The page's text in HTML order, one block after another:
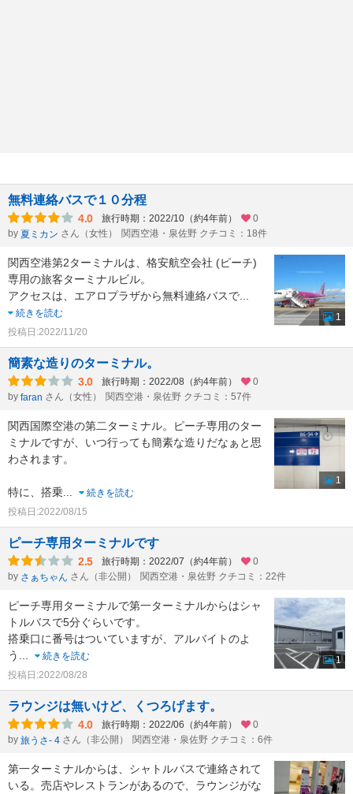
無料連絡バスで１０分程
4.0 旅行時期：2022/10（約4年前）
0
by 夏ミカン さん（女性） 関西空港・泉佐野 クチコミ：18件
関西空港第2ターミナルは、格安航空会社 (ピーチ)
専用の旅客ターミナルビル。
アクセスは、エアロプラザから無料連絡バスで
続きを読む
投稿日:2022/11/20
1
簡素な造りのターミナル。
3.0 旅行時期：2022/08（約4年前）
0
by faran さん（女性） 関西空港・泉佐野 クチコミ：57件
関西国際空港の第二ターミナル。ピーチ専用のター
ミナルですが、いつ行っても簡素な造りだなぁと思
わされます。
特に、搭乗
続きを読む
投稿日:2022/08/15
1
ピーチ専用ターミナルです
2.5 旅行時期：2022/07（約4年前）
0
by さぁちゃん さん（非公開） 関西空港・泉佐野 クチコミ：22件
ピーチ専用ターミナルで第一ターミナルからはシャ
トルバスで5分ぐらいです。
搭乗口に番号はついていますが、アルバイトのよ
う
続きを読む
投稿日:2022/08/28
1
ラウンジは無いけど、くつろげます。
4.0 旅行時期：2022/06（約4年前）
0
by 旅うさ- 4 さん（非公開） 関西空港・泉佐野 クチコミ：6件
第一ターミナルからは、シャトルバスで連絡されて
いる。売店やレストランがあるので、ラウンジがな